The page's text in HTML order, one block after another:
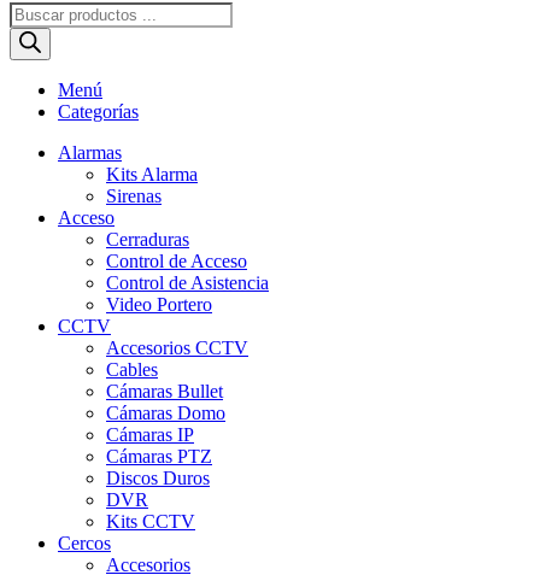
Búsqueda
de
productos
Menú
Categorías
Alarmas
Kits Alarma
Sirenas
Acceso
Cerraduras
Control de Acceso
Control de Asistencia
Video Portero
CCTV
Accesorios CCTV
Cables
Cámaras Bullet
Cámaras Domo
Cámaras IP
Cámaras PTZ
Discos Duros
DVR
Kits CCTV
Cercos
Accesorios